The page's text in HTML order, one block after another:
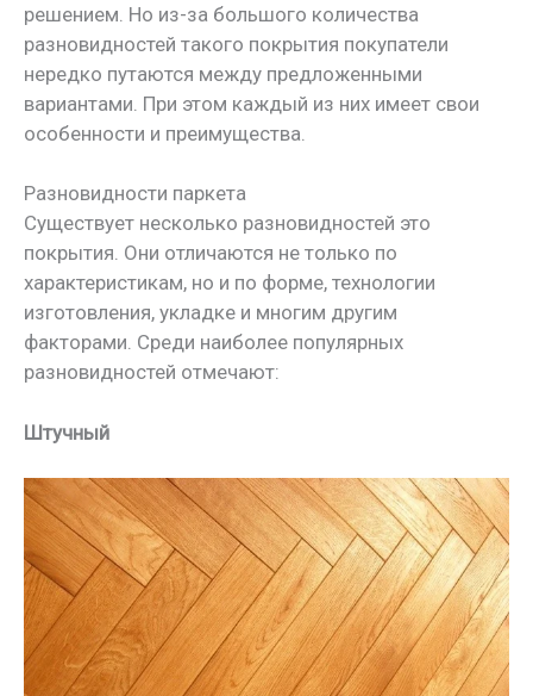
решением. Но из-за большого количества
разновидностей такого покрытия покупатели
нередко путаются между предложенными
вариантами. При этом каждый из них имеет свои
особенности и преимущества.
Разновидности паркета
Существует несколько разновидностей это
покрытия. Они отличаются не только по
характеристикам, но и по форме, технологии
изготовления, укладке и многим другим
факторами. Среди наиболее популярных
разновидностей отмечают:
Штучный